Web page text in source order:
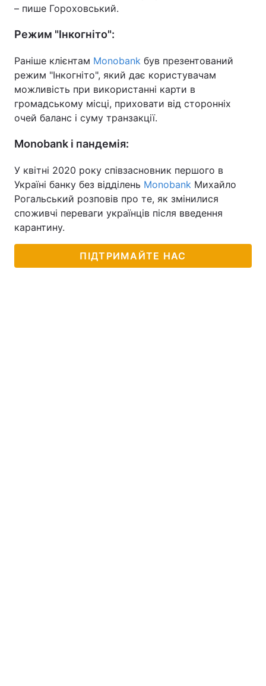
– пише Гороховський.
Режим "Інкогніто":
Раніше клієнтам Monobank був презентований
режим "Інкогніто", який дає користувачам
можливість при використанні карти в
громадському місці, приховати від сторонніх
очей баланс і суму транзакції.
Monobank і пандемія:
У квітні 2020 року співзасновник першого в
Україні банку без відділень Monobank Михайло
Рогальський розповів про те, як змінилися
споживчі переваги українців після введення
карантину.
ПІДТРИМАЙТЕ НАС